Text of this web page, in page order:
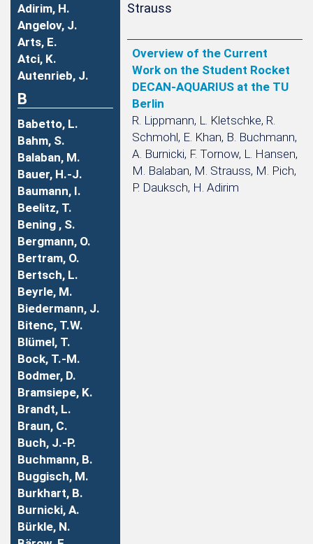
Adirim, H.
Angelov, J.
Arts, E.
Atci, K.
Autenrieb, J.
B
Babetto, L.
Bahm, S.
Balaban, M.
Bauer, H.-J.
Baumann, I.
Beelitz, T.
Bening , S.
Bergmann, O.
Bertram, O.
Bertsch, L.
Beyrle, M.
Biedermann, J.
Bitenc, T.W.
Blümel, T.
Bock, T.-M.
Bodmer, D.
Bramsiepe, K.
Brandt, L.
Braun, C.
Buch, J.-P.
Buchmann, B.
Buggisch, M.
Burkhart, B.
Burnicki, A.
Bürkle, N.
Strauss
Overview of the Current
Work on the Student Rocket
DECAN-AQUARIUS at the TU
Berlin
R. Lippmann, L. Kletschke, R.
Schmohl, E. Khan, B. Buchmann,
A. Burnicki, F. Tornow, L. Hansen,
M. Balaban, M. Strauss, M. Pich,
P. Dauksch, H. Adirim